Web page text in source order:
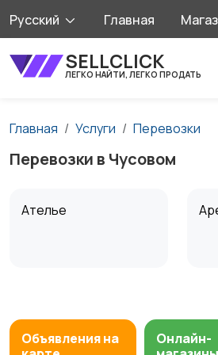
Русский Главная
SELLCLICK
ЛЕГКО НАЙТИ, ЛЕГКО ПРОДАТЬ
Главная Услуги Перевозки
Перевозки в Чусовом
Ателье
Объявления на
Онлайн-